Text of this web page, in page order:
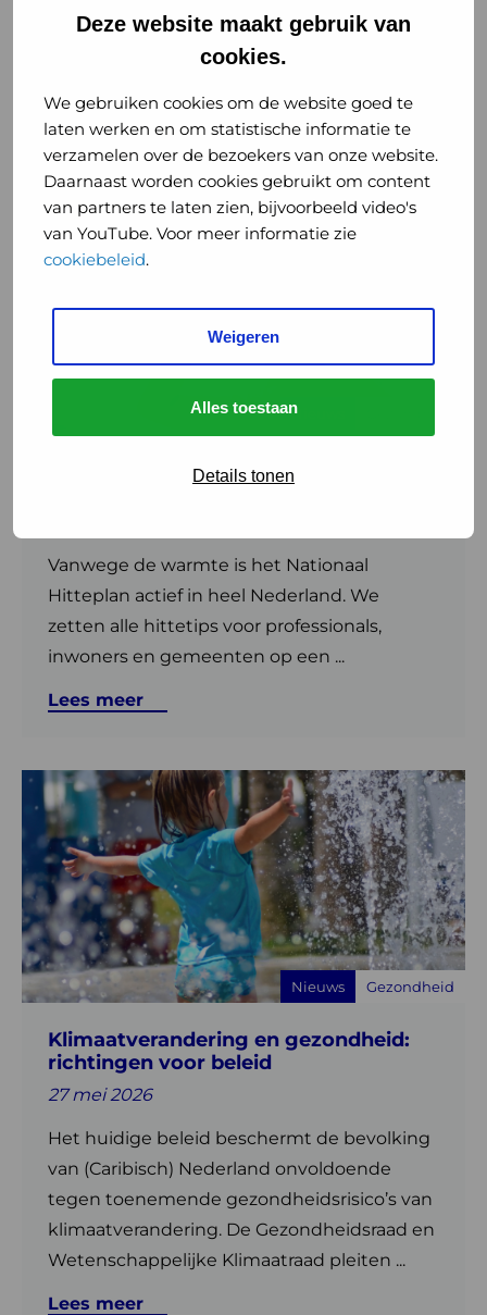
Deze website maakt gebruik van
cookies.
We gebruiken cookies om de website goed te
laten werken en om statistische informatie te
verzamelen over de bezoekers van onze website.
Daarnaast worden cookies gebruikt om content
van partners te laten zien, bijvoorbeeld video's
van YouTube. Voor meer informatie zie
cookiebeleid.
Weigeren
Alles toestaan
Details tonen
meegenomen in gebiedsontwikkeling, hoe
groter de impact. Door GGD’en vanaf de start
Lees meer
Hitte: tips voor professionals,
gemeenten en inwoners
Vanwege de warmte is het Nationaal
Hitteplan actief in heel Nederland. We
zetten alle hittetips voor professionals,
inwoners en gemeenten op een ...
Lees meer
Nieuws
Lees
meer
over
tips
professionals,
inwoners
Klimaatverandering en gezondheid:
richtingen voor beleid
27 mei 2026
Het huidige beleid beschermt de bevolking
van (Caribisch) Nederland onvoldoende
tegen toenemende gezondheidsrisico’s van
klimaatverandering. De Gezondheidsraad en
Wetenschappelijke Klimaatraad pleiten ...
Lees meer
Nieuws Gezondheid
Lees
meer
over
Klimaatverandering
en
gezondheid:
richtingen
voor
beleid